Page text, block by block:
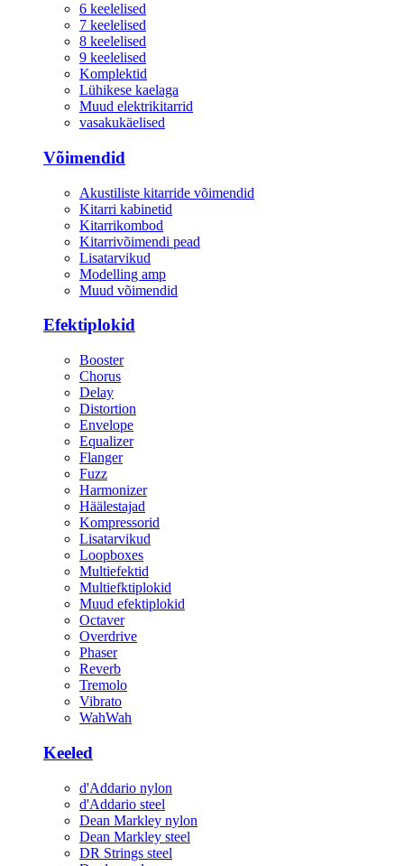
6 keelelised
7 keelelised
8 keelelised
9 keelelised
Komplektid
Lühikese kaelaga
Muud elektrikitarrid
vasakukäelised
Võimendid
Akustiliste kitarride võimendid
Kitarri kabinetid
Kitarrikombod
Kitarrivõimendi pead
Lisatarvikud
Modelling amp
Muud võimendid
Efektiplokid
Booster
Chorus
Delay
Distortion
Envelope
Equalizer
Flanger
Fuzz
Harmonizer
Häälestajad
Kompressorid
Lisatarvikud
Loopboxes
Multiefektid
Multiefktiplokid
Muud efektiplokid
Octaver
Overdrive
Phaser
Reverb
Tremolo
Vibrato
WahWah
Keeled
d'Addario nylon
d'Addario steel
Dean Markley nylon
Dean Markley steel
DR Strings steel